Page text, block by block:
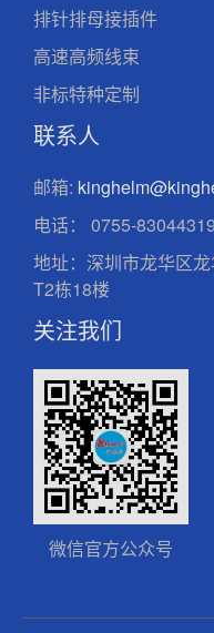
排针排母接插件
高速高频线束
非标特种定制
联系人
邮箱:
电话：
0755-83044319
地址：深圳市龙华区
T2栋18楼
关注我们
微信官方公众号